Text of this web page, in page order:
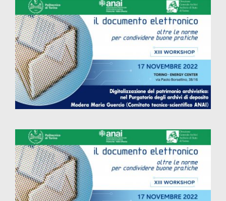
Digitalizzazione del patrimonio
archivistico: nel Purgatorio degli archivi
di deposito
La certificazione di processo